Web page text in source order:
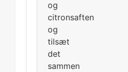
og
citronsaften
og
tilsæt
det
sammen